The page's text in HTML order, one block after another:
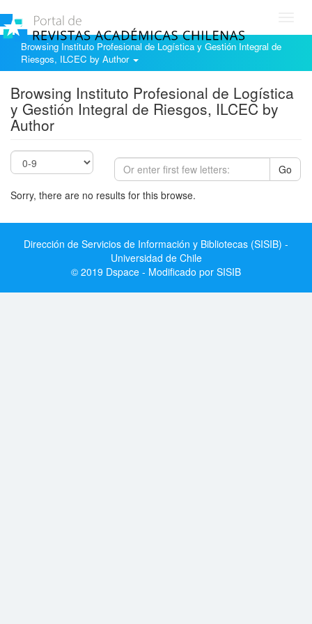
Browsing Instituto Profesional de Logística y Gestión Integral de
Riesgos, ILCEC by Author
Browsing Instituto Profesional de Logística
y Gestión Integral de Riesgos, ILCEC by
Author
Go
Sorry, there are no results for this browse.
Dirección de Servicios de Información y Bibliotecas (SISIB) -
Universidad de Chile
© 2019 Dspace - Modificado por SISIB